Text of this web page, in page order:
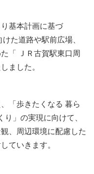
基本計画に基づ
た道路や駅前広場、
「 ＪＲ古賀駅東口周
ました。
「歩きたくなる 暮ら
り」の実現に向けて、
、周辺環境に配慮した
ていきます。